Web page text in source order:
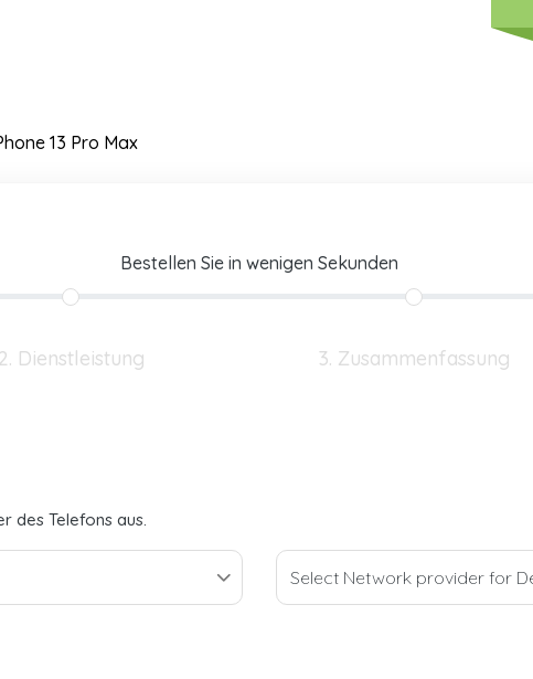
13 Pro Max
Bestellen Sie in wenigen Sekunden
2. Dienstleistung 3. Zusammenfassung
des Telefons aus.